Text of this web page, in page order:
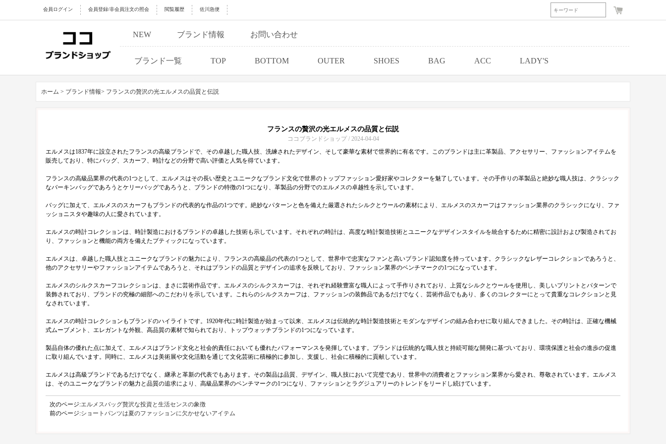
会員ログイン 会員登録/非会員注文の照会 閲覧履歴 佐川急便
NEW ブランド情報 お問い合わせ
ブランド一覧 TOP BOTTOM OUTER SHOES BAG ACC LADY'S
ホーム > ブランド情報> フランスの贅沢の光エルメスの品質と伝説
フランスの贅沢の光エルメスの品質と伝説
ココブランドショップ / 2024-04-04
エルメスは1837年に設立されたフランスの高級ブランドで、その卓越した職人技、洗練されたデザイン、そして豪華な素材で世界的に有名です。このブランドは主に革製品、アクセサリー、ファッションアイテムを
販売しており、特にバッグ、スカーフ、時計などの分野で高い評価と人気を得ています。
フランスの高級品業界の代表の1つとして、エルメスはその長い歴史とユニークなブランド文化で世界のトップファッション愛好家やコレクターを魅了しています。その手作りの革製品と絶妙な職人技は、クラシック
なバーキンバッグであろうとケリーバッグであろうと、ブランドの特徴の1つになり、革製品の分野でのエルメスの卓越性を示しています。
バッグに加えて、エルメスのスカーフもブランドの代表的な作品の1つです。絶妙なパターンと色を備えた厳選されたシルクとウールの素材により、エルメスのスカーフはファッション業界のクラシックになり、ファ
ッショニスタや趣味の人に愛されています。
エルメスの時計コレクションは、時計製造におけるブランドの卓越した技術も示しています。それぞれの時計は、高度な時計製造技術とユニークなデザインスタイルを統合するために精密に設計および製造されてお
り、ファッションと機能の両方を備えたブティックになっています。
エルメスは、卓越した職人技とユニークなブランドの魅力により、フランスの高級品の代表の1つとして、世界中で忠実なファンと高いブランド認知度を持っています。クラシックなレザーコレクションであろうと、
他のアクセサリーやファッションアイテムであろうと、それはブランドの品質とデザインの追求を反映しており、ファッション業界のベンチマークの1つになっています。
エルメスのシルクスカーフコレクションは、まさに芸術作品です。エルメスのシルクスカーフは、それぞれ経験豊富な職人によって手作りされており、上質なシルクとウールを使用し、美しいプリントとパターンで
装飾されており、ブランドの究極の細部へのこだわりを示しています。これらのシルクスカーフは、ファッションの装飾品であるだけでなく、芸術作品でもあり、多くのコレクターにとって貴重なコレクションと見
なされています。
エルメスの時計コレクションもブランドのハイライトです。1920年代に時計製造が始まって以来、エルメスは伝統的な時計製造技術とモダンなデザインの組み合わせに取り組んできました。その時計は、正確な機械
式ムーブメント、エレガントな外観、高品質の素材で知られており、トップウォッチブランドの1つになっています。
製品自体の優れた点に加えて、エルメスはブランド文化と社会的責任においても優れたパフォーマンスを発揮しています。ブランドは伝統的な職人技と持続可能な開発に基づいており、環境保護と社会の進歩の促進
に取り組んでいます。同時に、エルメスは美術展や文化活動を通じて文化芸術に積極的に参加し、支援し、社会に積極的に貢献しています。
エルメスは高級ブランドであるだけでなく、継承と革新の代表でもあります。その製品は品質、デザイン、職人技において完璧であり、世界中の消費者とファッション業界から愛され、尊敬されています。エルメス
は、そのユニークなブランドの魅力と品質の追求により、高級品業界のベンチマークの1つになり、ファッションとラグジュアリーのトレンドをリードし続けています。
次のページ:エルメスバッグ贅沢な投資と生活センスの象徴
前のページ:ショートパンツは夏のファッションに欠かせないアイテム